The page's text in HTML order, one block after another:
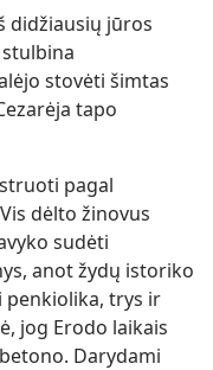
didžiausių jūros
stovėti šimtas
tapo
pagal
dėlto žinovus
sudėti
anot žydų istoriko
penkiolika, trys ir
jog Erodo laikais
Darydami